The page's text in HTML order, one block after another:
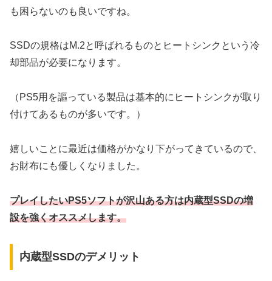
も困らないのも良いですね。
SSDの規格はM.2と呼ばれるものとヒートシンクという冷
却部品が必要になります。
（PS5用を謳っている製品は基本的にヒートシンクが取り
付けてあるものが多いです。）
嬉しいことに最近は価格がかなり下がってきているので、
お財布にも優しくなりました。
プレイしたいPS5ソフトが沢山ある方は内蔵型SSDの増
設を強くオススメします。
内蔵型SSDのデメリット